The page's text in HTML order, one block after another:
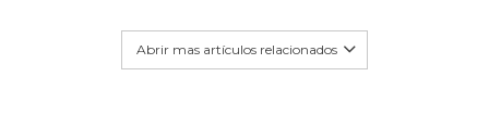
Abrir mas artículos relacionados